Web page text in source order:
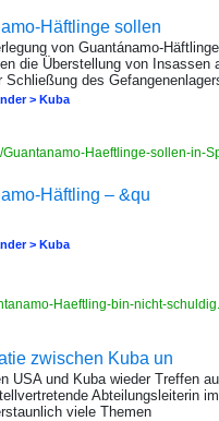
Häftlinge sollen
von Guantánamo-
die Überstellung von
des
> Kuba
Haeftlinge-sollen-in-
Häftling – &qu
> Kuba
Haeftling-bin-nicht-
zwischen Kuba un
USA und Kuba wieder Treffen
Abteilungsleiterin
viele Themen